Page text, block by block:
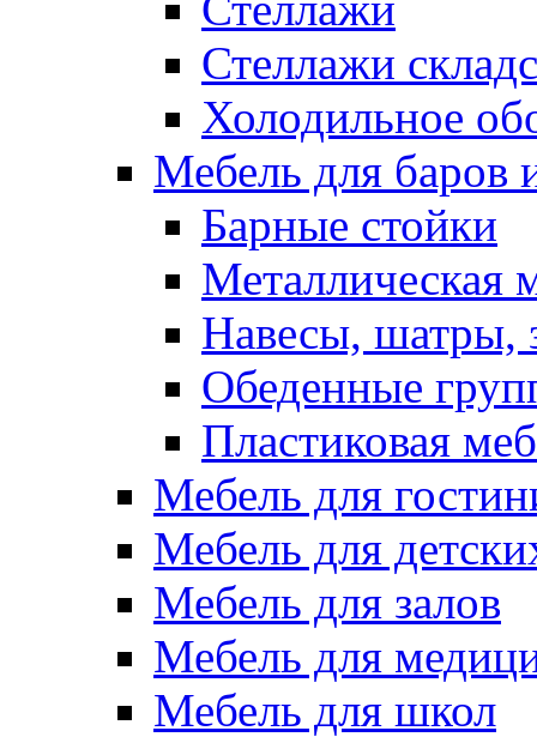
Стеллажи
Холодильное
Мебель для баров
Барные стойки
Металлическая
Навесы, шатры,
Обеденные
Пластиковая
Мебель для
Мебель для
Мебель для залов
Мебель для
Мебель для школ